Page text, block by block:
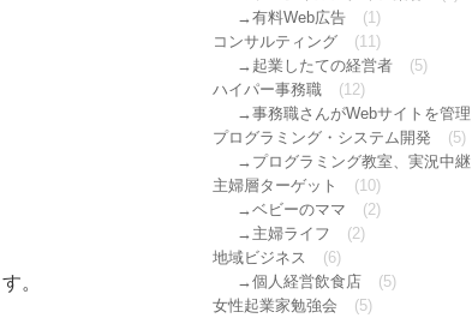
。
有料Web広告
(1)
コンサルティング
(11)
起業したての経営者
(5)
ハイパー事務職
(12)
事務職さんがWebサイトを管理
プログラミング・システム開発
(5)
プログラミング教室、実況中継
主婦層ターゲット
(10)
ベビーのママ
(2)
主婦ライフ
(2)
地域ビジネス
(6)
個人経営飲食店
(5)
女性起業家勉強会
(5)